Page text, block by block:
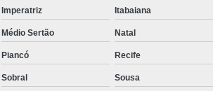
Filtro Leite Inox
Fracionador de Queijo
Fracionador de Queijo
Imperatriz Itabaiana
Médio Sertão Natal
Piancó Recife
Sobral Sousa